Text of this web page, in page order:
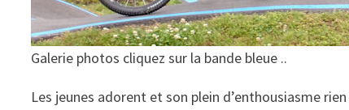
Galerie photos cliquez sur la bande bleue ..
Les jeunes adorent et son plein d’enthousiasme